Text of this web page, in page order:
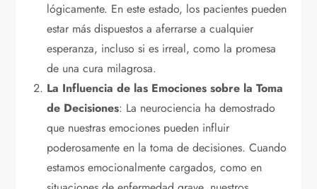
lógicamente. En este estado, los pacientes pueden
estar más dispuestos a aferrarse a cualquier
esperanza, incluso si es irreal, como la promesa
de una cura milagrosa.
La Influencia de las Emociones sobre la Toma
de Decisiones: La neurociencia ha demostrado
que nuestras emociones pueden influir
poderosamente en la toma de decisiones. Cuando
estamos emocionalmente cargados, como en